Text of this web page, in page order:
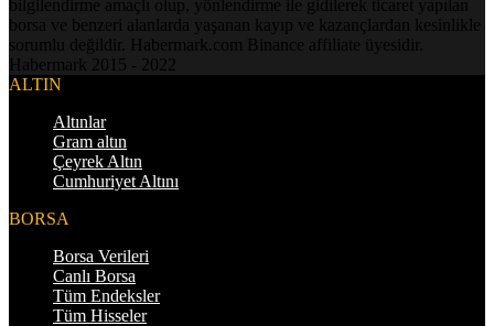
bilgilendirme amaçlı olup, yönlendirme ile gidilerek ticaret yapılan
borsa ve benzeri alanlarda yaşanan kayıp ve kazançlardan kesinlikle
sorumlu değildir. Habermark.com Binance affiliate üyesidir.
Habermark 2015 - 2022
ALTIN
Altınlar
Gram altın
Çeyrek Altın
Cumhuriyet Altını
BORSA
Borsa Verileri
Canlı Borsa
Tüm Endeksler
Tüm Hisseler